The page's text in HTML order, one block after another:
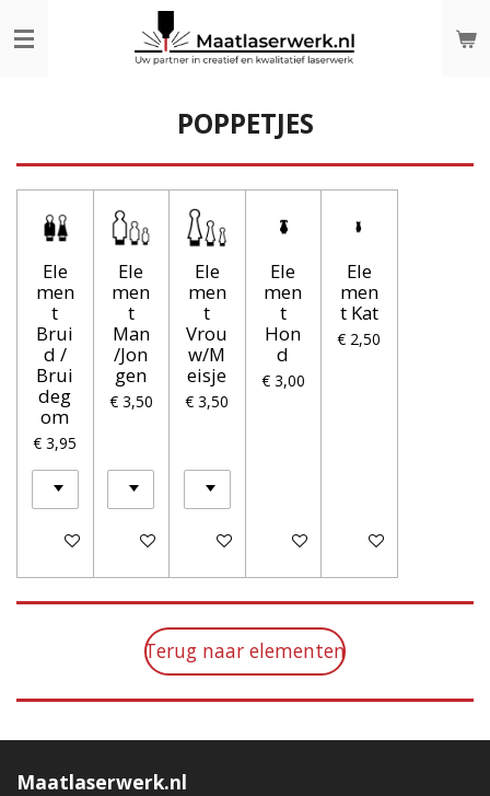
direct
POPPETJES
Ele
men
t
Brui
d /
Brui
deg
om
€ 3,95
In winkelwagen
Ele
men
t
Man
/Jon
gen
€ 3,50
In winkelwagen
Ele
men
t
Vrou
w/M
eisje
€ 3,50
In winkelwagen
Ele
men
t
Hon
d
€ 3,00
In winkelwagen
Ele
men
t Kat
€ 2,50
In winkelwagen
Terug naar elementen
Maatlaserwerk.nl